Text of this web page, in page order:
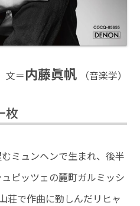
文＝内藤眞帆 （音楽学）
枚
ミュンヘンで生まれ、後半
ピッツェの麓町ガルミッシ
荘で作曲に勤しんだリヒャ